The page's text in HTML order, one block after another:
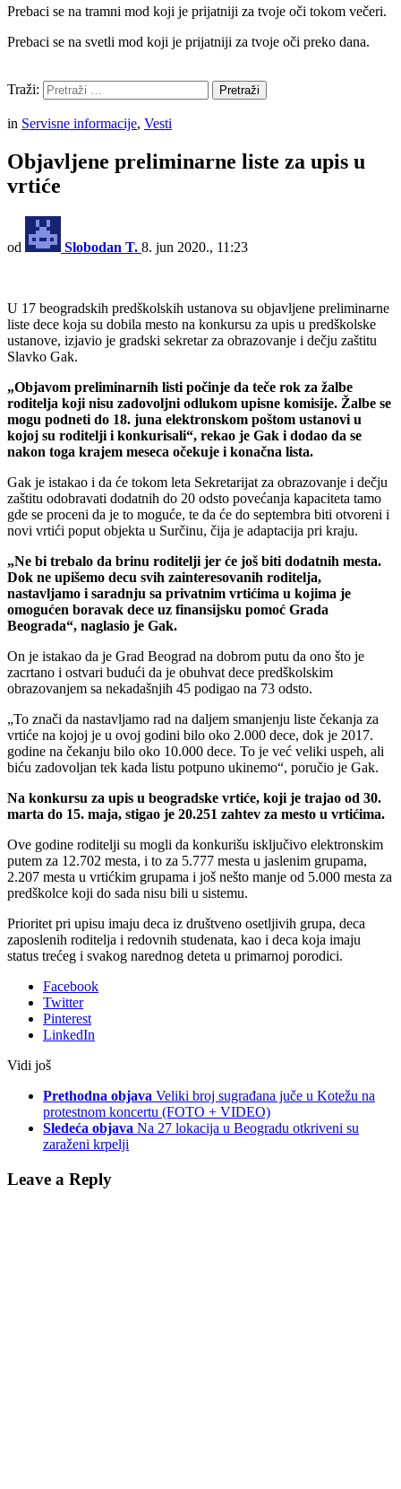
Prebaci se na tramni mod koji je prijatniji za tvoje oči tokom večeri.
Prebaci se na svetli mod koji je prijatniji za tvoje oči preko dana.
Traži:
Pretraži
in Servisne informacije, Vesti
Objavljene preliminarne liste za upis u
vrtiće
od Slobodan T. 8. jun 2020., 11:23
U 17 beogradskih predškolskih ustanova su objavljene preliminarne
liste dece koja su dobila mesto na konkursu za upis u predškolske
ustanove, izjavio je gradski sekretar za obrazovanje i dečju zaštitu
Slavko Gak.
„Objavom preliminarnih listi počinje da teče rok za žalbe
roditelja koji nisu zadovoljni odlukom upisne komisije. Žalbe se
mogu podneti do 18. juna elektronskom poštom ustanovi u
kojoj su roditelji i konkurisali“, rekao je Gak i dodao da se
nakon toga krajem meseca očekuje i konačna lista.
Gak je istakao i da će tokom leta Sekretarijat za obrazovanje i dečju
zaštitu odobravati dodatnih do 20 odsto povećanja kapaciteta tamo
gde se proceni da je to moguće, te da će do septembra biti otvoreni i
novi vrtići poput objekta u Surčinu, čija je adaptacija pri kraju.
„Ne bi trebalo da brinu roditelji jer će još biti dodatnih mesta.
Dok ne upišemo decu svih zainteresovanih roditelja,
nastavljamo i saradnju sa privatnim vrtićima u kojima je
omogućen boravak dece uz finansijsku pomoć Grada
Beograda“, naglasio je Gak.
On je istakao da je Grad Beograd na dobrom putu da ono što je
zacrtano i ostvari budući da je obuhvat dece predškolskim
obrazovanjem sa nekadašnjih 45 podigao na 73 odsto.
„To znači da nastavljamo rad na daljem smanjenju liste čekanja za
vrtiće na kojoj je u ovoj godini bilo oko 2.000 dece, dok je 2017.
godine na čekanju bilo oko 10.000 dece. To je već veliki uspeh, ali
biću zadovoljan tek kada listu potpuno ukinemo“, poručio je Gak.
Na konkursu za upis u beogradske vrtiće, koji je trajao od 30.
marta do 15. maja, stigao je 20.251 zahtev za mesto u vrtićima.
Ove godine roditelji su mogli da konkurišu isključivo elektronskim
putem za 12.702 mesta, i to za 5.777 mesta u jaslenim grupama,
2.207 mesta u vrtićkim grupama i još nešto manje od 5.000 mesta za
predškolce koji do sada nisu bili u sistemu.
Prioritet pri upisu imaju deca iz društveno osetljivih grupa, deca
zaposlenih roditelja i redovnih studenata, kao i deca koja imaju
status trećeg i svakog narednog deteta u primarnoj porodici.
Facebook
Twitter
Pinterest
LinkedIn
Vidi još
Prethodna objava Veliki broj sugrađana juče u Kotežu na
protestnom koncertu (FOTO + VIDEO)
Sledeća objava Na 27 lokacija u Beogradu otkriveni su
zaraženi krpelji
Leave a Reply